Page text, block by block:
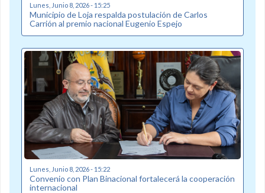
Lunes, Junio 8, 2026 - 15:25
Municipio de Loja respalda postulación de Carlos
Carrión al premio nacional Eugenio Espejo
Lunes, Junio 8, 2026 - 15:22
Convenio con Plan Binacional fortalecerá la cooperación
internacional